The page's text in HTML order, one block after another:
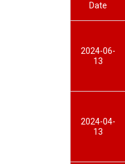
Date
2024-06-
13
2024-04-
13